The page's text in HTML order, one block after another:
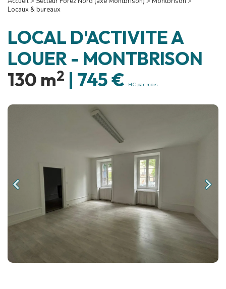
Locaux & bureaux
LOCAL D'ACTIVITE A
LOUER - MONTBRISON
130 m2 | 745 € HC par mois